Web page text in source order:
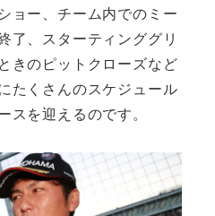
ョー、チーム内でのミー
了、スターティンググリ
きのピットクローズなど
たくさんのスケジュール
スを迎えるのです。